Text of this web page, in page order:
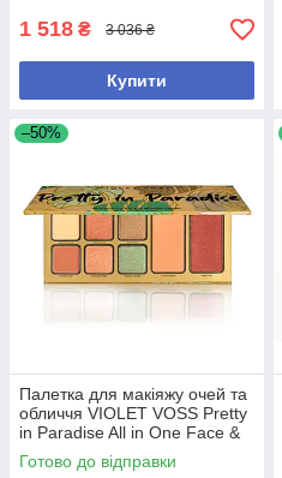
1 518 ₴ 3 036 ₴
Купити
–50%
Палетка для макіяжу очей та
обличчя VIOLET VOSS Pretty
in Paradise All in One Face &
Eye Shadow Palette
Готово до відправки